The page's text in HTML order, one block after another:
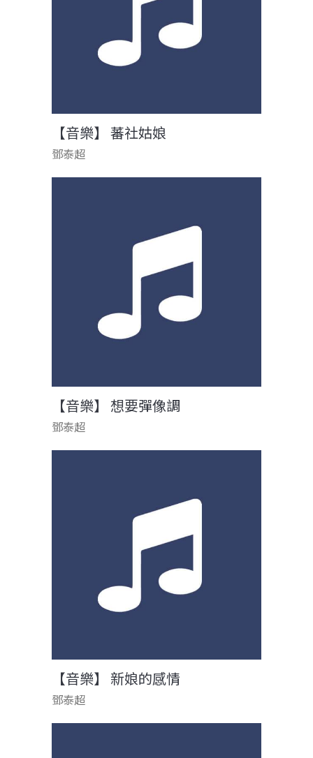
【音樂】 蕃社姑娘
鄧泰超
【音樂】 想要彈像調
鄧泰超
【音樂】 新娘的感情
鄧泰超